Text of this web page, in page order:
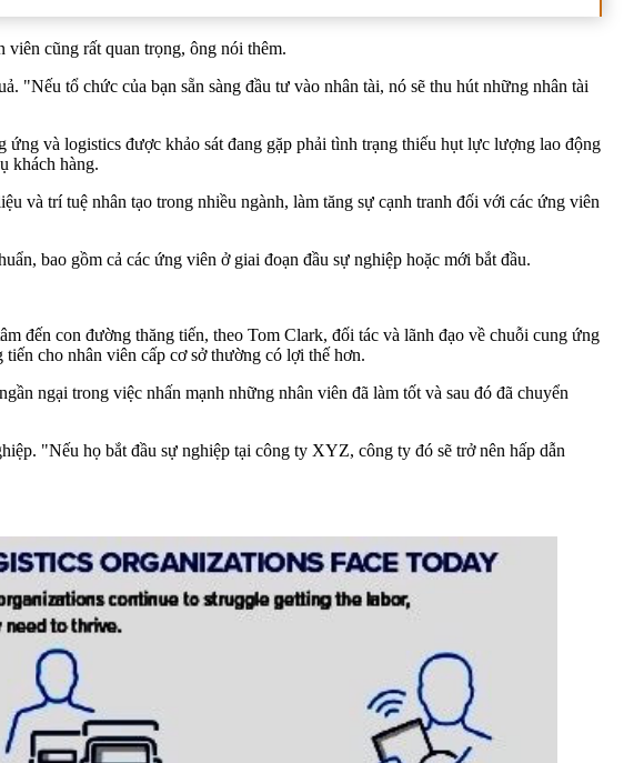
cũng rất quan trọng, ông nói thêm.
"Nếu tổ chức của bạn sẵn sàng đầu tư vào nhân tài, nó sẽ thu hút những nhân tài
và logistics được khảo sát đang gặp phải tình trạng thiếu hụt lực lượng lao động
khách hàng.
và trí tuệ nhân tạo trong nhiều ngành, làm tăng sự cạnh tranh đối với các ứng viên
bao gồm cả các ứng viên ở giai đoạn đầu sự nghiệp hoặc mới bắt đầu.
đến con đường thăng tiến, theo Tom Clark, đối tác và lãnh đạo về chuỗi cung ứng
cho nhân viên cấp cơ sở thường có lợi thế hơn.
ngại trong việc nhấn mạnh những nhân viên đã làm tốt và sau đó đã chuyển
"Nếu họ bắt đầu sự nghiệp tại công ty XYZ, công ty đó sẽ trở nên hấp dẫn